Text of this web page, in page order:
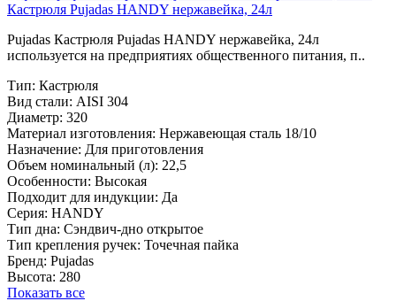
Кастрюля Pujadas HANDY нержавейка, 24л
Pujadas Кастрюля Pujadas HANDY нержавейка, 24л
используется на предприятиях общественного питания, п..
Тип: Кастрюля
Вид стали: AISI 304
Диаметр: 320
Материал изготовления: Нержавеющая сталь 18/10
Назначение: Для приготовления
Объем номинальный (л): 22,5
Особенности: Высокая
Подходит для индукции: Да
Серия: HANDY
Тип дна: Сэндвич-дно открытое
Тип крепления ручек: Точечная пайка
Бренд: Pujadas
Высота: 280
Показать все